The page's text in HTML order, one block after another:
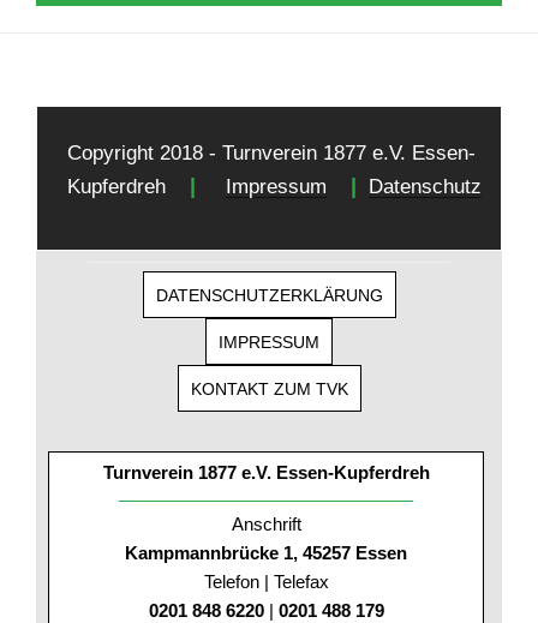
Copyright 2018 - Turnverein 1877 e.V. Essen-
Kupferdreh
Impressum Datenschutz
DATENSCHUTZERKLÄRUNG
IMPRESSUM
KONTAKT ZUM TVK
Turnverein 1877 e.V. Essen-Kupferdreh
Anschrift
Kampmannbrücke 1, 45257 Essen
Telefon | Telefax
0201 848 6220 | 0201 488 179